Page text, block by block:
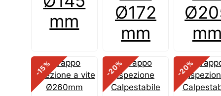
mm
Ø172
mm
-15
% -20
% -20
%